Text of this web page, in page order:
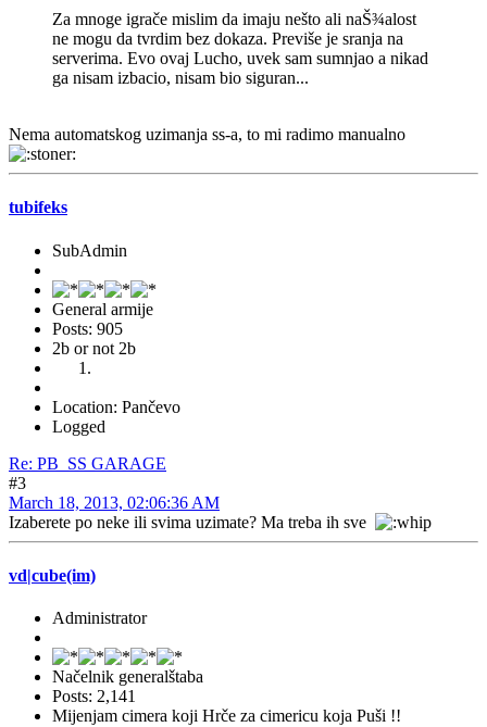
Za mnoge igrače mislim da imaju nešto ali naŠ¾alost
ne mogu da tvrdim bez dokaza. Previše je sranja na
serverima. Evo ovaj Lucho, uvek sam sumnjao a nikad
ga nisam izbacio, nisam bio siguran...
Nema automatskog uzimanja ss-a, to mi radimo manualno
tubifeks
SubAdmin
General armije
Posts: 905
2b or not 2b
Location: Pančevo
Logged
Re: PB_SS GARAGE
#3
March 18, 2013, 02:06:36 AM
Izaberete po neke ili svima uzimate? Ma treba ih sve
vd|cube(im)
Administrator
Načelnik generalštaba
Posts: 2,141
Mijenjam cimera koji Hrče za cimericu koja Puši !!